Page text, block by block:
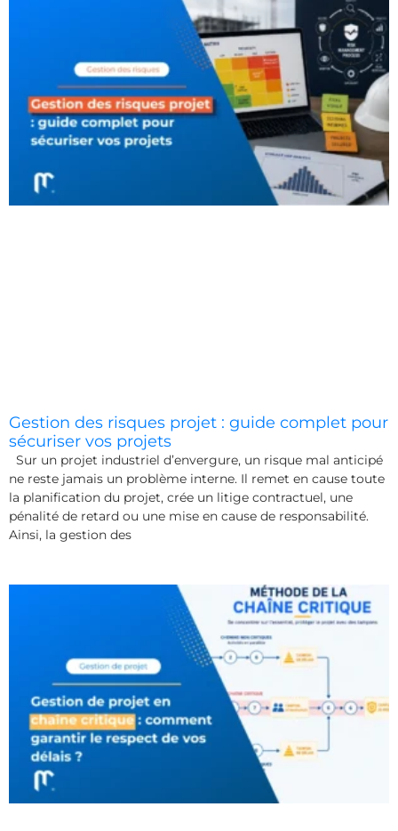
Gestion des risques projet : guide complet pour
sécuriser vos projets
Sur un projet industriel d’envergure, un risque mal anticipé
ne reste jamais un problème interne. Il remet en cause toute
la planification du projet, crée un litige contractuel, une
pénalité de retard ou une mise en cause de responsabilité.
Ainsi, la gestion des